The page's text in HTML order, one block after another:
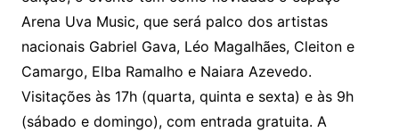
Arena Uva Music, que será palco dos artistas
nacionais Gabriel Gava, Léo Magalhães, Cleiton e
Camargo, Elba Ramalho e Naiara Azevedo.
Visitações às 17h (quarta, quinta e sexta) e às 9h
(sábado e domingo), com entrada gratuita. A